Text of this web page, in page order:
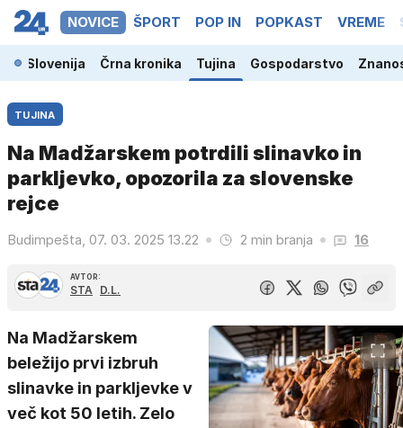
NOVICE ŠPORT POP IN POPKAST VREME
Slovenija Črna kronika Tujina Gospodarstvo
TUJINA
Na Madžarskem potrdili slinavko in
parkljevko, opozorila za slovenske
rejce
Budimpešta, 07. 03. 2025 13.22 2 min branja 16
AVTOR:
STA D.L.
Na Madžarskem
beležijo prvi izbruh
slinavke in parkljevke v
več kot 50 letih. Zelo